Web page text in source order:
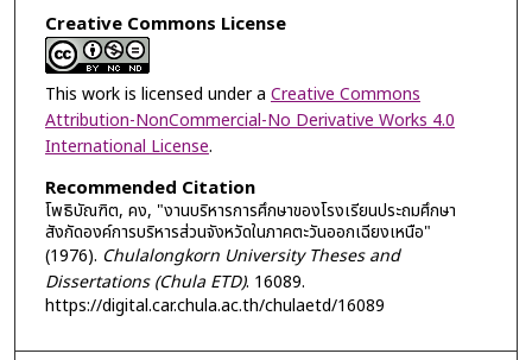
Creative Commons License
This work is licensed under a Creative Commons
Attribution-NonCommercial-No Derivative Works 4.0
International License.
Recommended Citation
โพธิบัณฑิต, คง, "งานบริหารการศึกษาของโรงเรียนประถมศึกษา
สังกัดองค์การบริหารส่วนจังหวัดในภาคตะวันออกเฉียงเหนือ"
(1976). Chulalongkorn University Theses and
Dissertations (Chula ETD). 16089.
https://digital.car.chula.ac.th/chulaetd/16089